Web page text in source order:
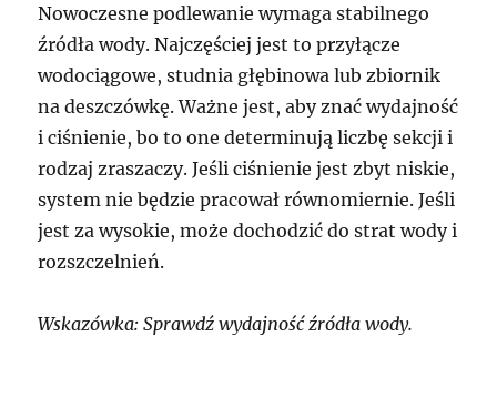
Nowoczesne podlewanie wymaga stabilnego
źródła wody. Najczęściej jest to przyłącze
wodociągowe, studnia głębinowa lub zbiornik
na deszczówkę. Ważne jest, aby znać wydajność
i ciśnienie, bo to one determinują liczbę sekcji i
rodzaj zraszaczy. Jeśli ciśnienie jest zbyt niskie,
system nie będzie pracował równomiernie. Jeśli
jest za wysokie, może dochodzić do strat wody i
rozszczelnień.
Wskazówka: Sprawdź wydajność źródła wody.